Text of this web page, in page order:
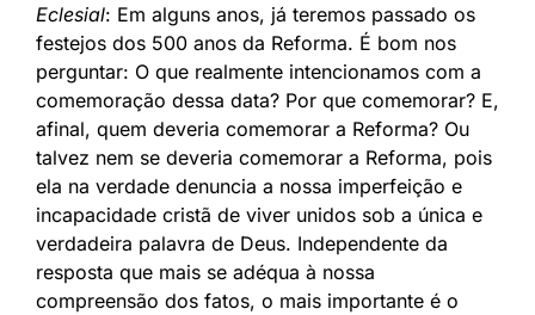
Eclesial: Em alguns anos, já teremos passado os
festejos dos 500 anos da Reforma. É bom nos
perguntar: O que realmente intencionamos com a
comemoração dessa data? Por que comemorar? E,
afinal, quem deveria comemorar a Reforma? Ou
talvez nem se deveria comemorar a Reforma, pois
ela na verdade denuncia a nossa imperfeição e
incapacidade cristã de viver unidos sob a única e
verdadeira palavra de Deus. Independente da
resposta que mais se adéqua à nossa
compreensão dos fatos, o mais importante é o